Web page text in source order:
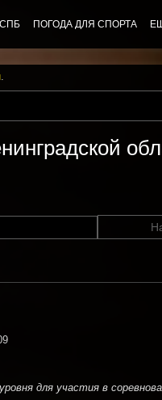
ПОГОДА ДЛЯ СПОРТА
.
для участия в